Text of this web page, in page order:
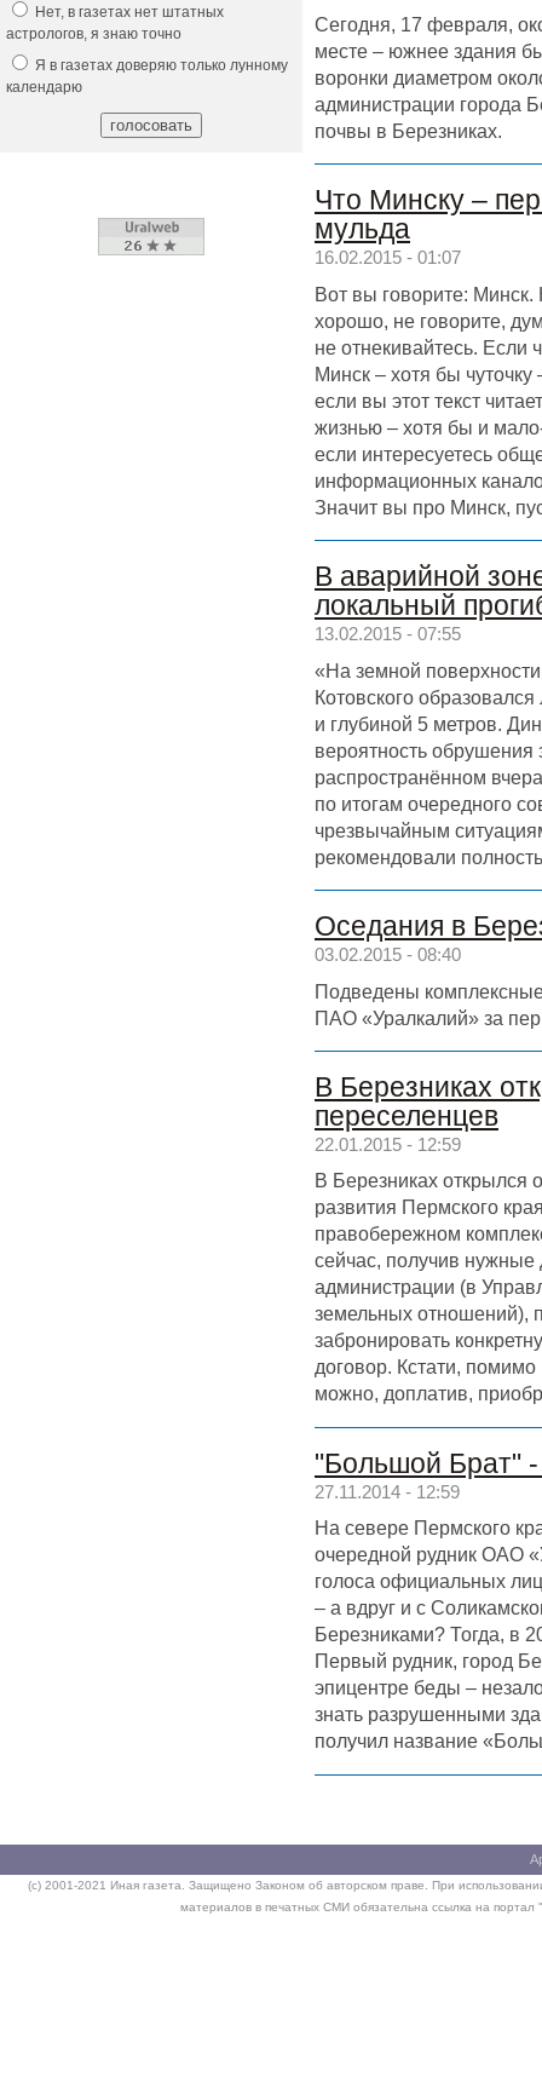
Сегодня, 17 февраля,
месте – южнее здания
воронки диаметром
администрации города
почвы в Березниках.
Что Минску –
мульда
16.02.2015 - 01:07
Вот вы говорите:
хорошо, не говорите,
не отнекивайтесь. Если
Минск – хотя бы
если вы этот текст
жизнью – хотя бы и
если интересуетесь
информационных
Значит вы про Минск,
В аварийной
локальный
13.02.2015 - 07:55
«На земной
Котовского
и глубиной 5 метров.
вероятность обрушения
распространённом
по итогам очередного
чрезвычайным
рекомендовали
Оседания в
03.02.2015 - 08:40
Подведены
ПАО «Уралкалий» за
В Березниках
переселенцев
22.01.2015 - 12:59
В Березниках
развития Пермского
правобережном
сейчас, получив нужные
администрации (в
земельных отношений),
забронировать
договор. Кстати,
можно, доплатив,
"Большой Брат" -
27.11.2014 - 12:59
На севере Пермского
очередной рудник ОАО
голоса официальных
– а вдруг и с
Березниками? Тогда, в
Первый рудник, город
эпицентре беды –
знать разрушенными
получил название
Нет, в газетах нет штатных
астрологов, я знаю точно
Я в газетах доверяю только лунному
календарю
(c) 2001-2021 Иная газета. Защищено Законом об авторском праве. При
материалов в печатных СМИ обязательна ссылка на